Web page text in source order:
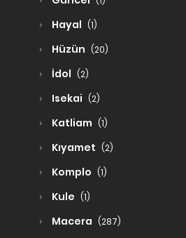
Hayal (1)
Hüzün (20)
İdol (2)
Isekai (2)
Katliam (1)
Kıyamet (2)
Komplo (1)
Kule (1)
Macera (287)